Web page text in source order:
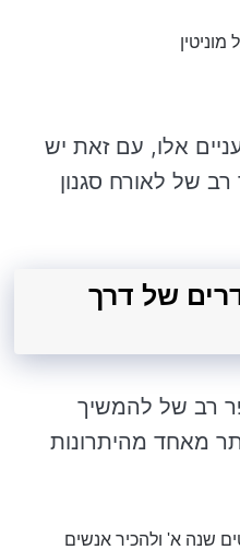
אלו, עם זאת יש
רב של לאורח סגנון
של דרך
רב של להמשיך
מאחד מהיתרונות
שנה א' ולהכיר אנשים